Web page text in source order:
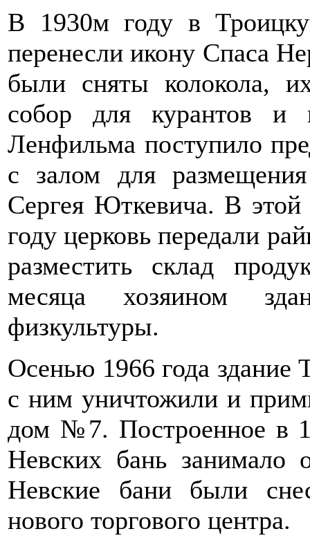
В 1930м году в
перенесли икону Спаса
были сняты колокола,
собор для курантов
Ленфильма поступило
с залом для
Сергея Юткевича. В
году церковь передали
разместить склад
месяца хозяином
физкультуры.
Осенью 1966 года здание
с ним уничтожили и
дом №7. Построенное в
Невских бань занимало
Невские бани были
нового торгового центра.